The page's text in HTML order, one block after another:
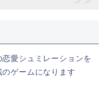
恋愛シュミレーションを
ゲームになります